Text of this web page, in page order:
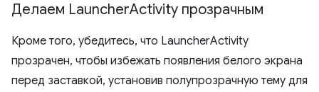
Делаем LauncherActivity прозрачным
Кроме того, убедитесь, что LauncherActivity
прозрачен, чтобы избежать появления белого экрана
перед заставкой, установив полупрозрачную тему для